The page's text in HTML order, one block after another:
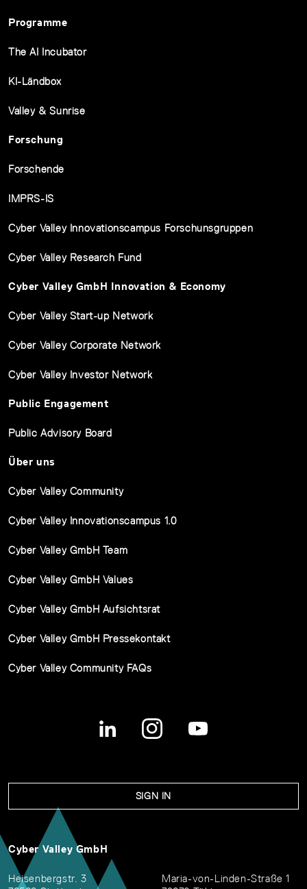
Programme
The AI Incubator
KI-Ländbox
Valley & Sunrise
Forschung
Forschende
IMPRS-IS
Cyber Valley Innovationscampus Forschunsgruppen
Cyber Valley Research Fund
Cyber Valley GmbH Innovation & Economy
Cyber Valley Start-up Network
Cyber Valley Corporate Network
Cyber Valley Investor Network
Public Engagement
Public Advisory Board
Über uns
Cyber Valley Community
Cyber Valley Innovationscampus 1.0
Cyber Valley GmbH Team
Cyber Valley GmbH Values
Cyber Valley GmbH Aufsichtsrat
Cyber Valley GmbH Pressekontakt
Cyber Valley Community FAQs
SIGN IN
Cyber Valley GmbH
Heisenbergstr. 3
Maria-von-Linden-Straße 1